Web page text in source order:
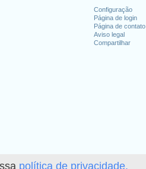
política de privacidade.
Configuração
Página de login
Página de contato
Aviso legal
Compartilhar